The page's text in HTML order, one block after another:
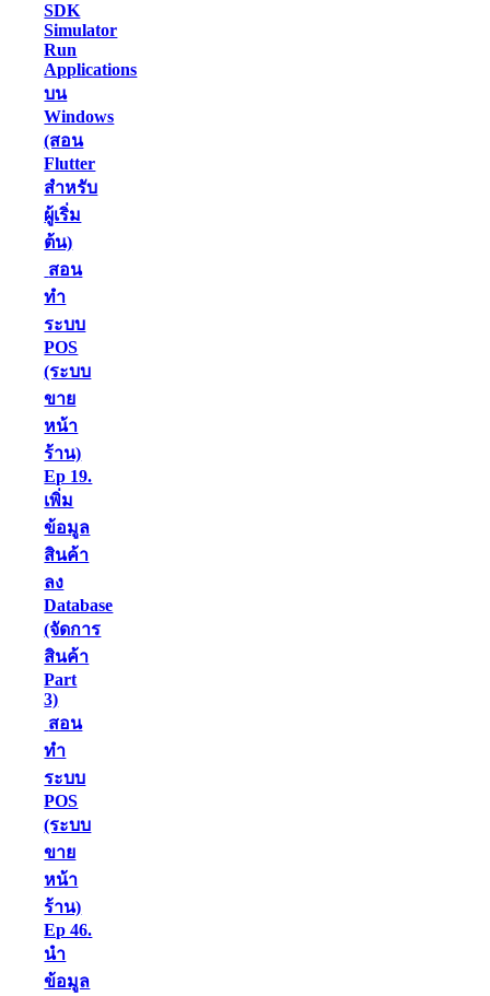
SDK
Simulator
Run
Applications
บน
Windows
(สอน
Flutter
สำหรับ
ผู้เริ่ม
ต้น)
สอน
ทำ
ระบบ
POS
(ระบบ
ขาย
หน้า
ร้าน)
Ep 19.
เพิ่ม
ข้อมูล
สินค้า
ลง
Database
(จัดการ
สินค้า
Part
3)
สอน
ทำ
ระบบ
POS
(ระบบ
ขาย
หน้า
ร้าน)
Ep 46.
นำ
ข้อมูล